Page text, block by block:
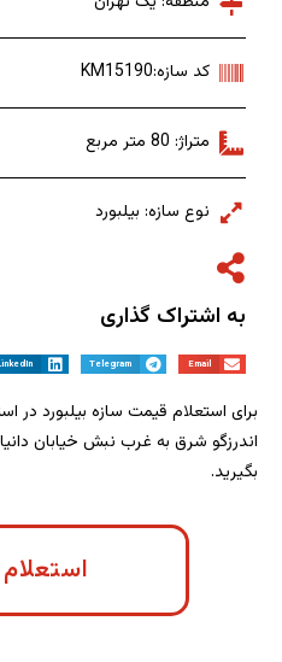
کد سازه:KM15190
متراژ: 80 متر مربع
نوع سازه: بیلبورد
به اشتراک گذاری
Email
Telegram
برای استعلام قیمت سازه بیلبورد در
اندرزگو شرق به غرب نبش خیابان
بگیرید.